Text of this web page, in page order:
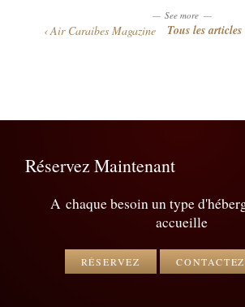
See more
Air Caraibes Magazine Tous les articles
Réservez Maintenant
A chaque besoin un type
accueille
RÉSERVEZ